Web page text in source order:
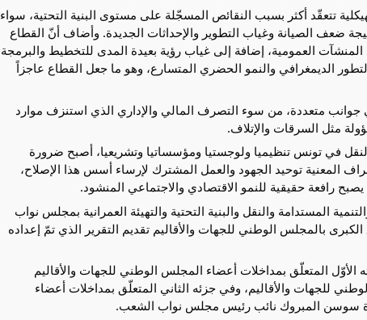
تتعقّد أكثر بسبب النقائص المسجّلة على مستوى البنية التحتية، سواء
ضعف الصيانة وغياب التطوير والإحداثات الجديدة. وأضاف أنّ القطاع
العمومية، إضافة إلى غياب رؤية بعيدة المدى للتخطيط والبرمجة
الديمغرافي والنمو الحضري المتسارع، وهو ما جعل القطاع عاجزاً
متعددة، من سوء التصرف المالي والإداري الذي استنزف موارد
مثل السرقات والإتلاف.
في تونس تنظيميا ولوجستيا ومؤسساتيا وتشريعيا، أصبح ضرورة
المعنية توحيد الجهود والعمل المشترك لإرساء أسس هذا الإصلاح،
رافعة حقيقية للنمو الاقتصادي والاجتماعي المنشود.
المستدامة والنقل والبنية التحتية والتهيئة العمرانية بمجلس نواب
بالمجلس الوطني للجهات والأقاليم تقديم التقرير الذي تمّ إعداده
المتعلّق بمداخلات أعضاء المجلس الوطني للجهات والأقاليم
للجهات والأقاليم، وفي جزئه الثاني المتعلّق بمداخلات أعضاء
سوسن المبروك نائب رئيس مجلس نواب الشعب.